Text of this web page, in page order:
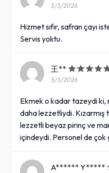
5/3/2026
Hizmet sıfır, safran çayı
Servis yoktu.
王**
5/3/2026
Ekmek o kadar tazeydi ki,
daha lezzetliydi. Kızarmış
lezzetli beyaz pirinç ve
içindeydi. Personel de çok
A****** Y*****